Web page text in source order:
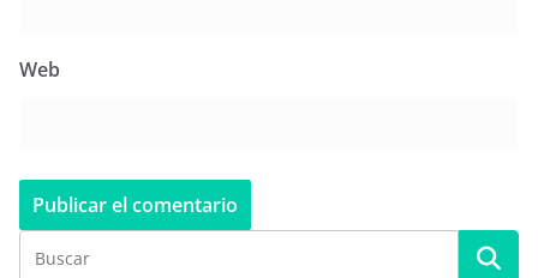
Web